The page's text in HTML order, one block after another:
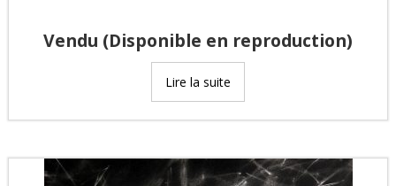
Vendu (Disponible en reproduction)
Lire la suite